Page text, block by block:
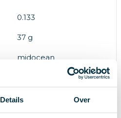
Details Over
0.133
37 g
midocean
8719941018563